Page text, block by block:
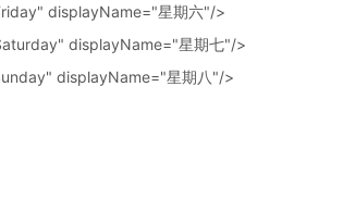
displayName="星期六"/>
displayName="星期七"/>
displayName="星期八"/>